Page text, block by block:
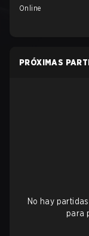
Online
PRÓXIMAS
No hay
para